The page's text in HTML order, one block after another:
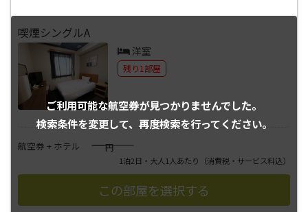
ご利用可能な航空券が見つかりませんでした。
検索条件を変更して、 再度検索を行ってください。
喫煙シングルA
洋室
残り1部屋
航空券 + ホテル ――――円
1泊2日・大人1人あたり （消費税・サービス料込）